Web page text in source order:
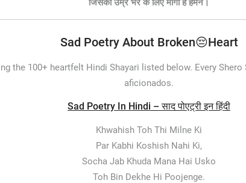
जिसको उम्र भर के लिए माँगा है हमने।
Sad Poetry About Broken😔Heart
the 100+ heartfelt Hindi Shayari listed below. Every
aficionados.
Sad Poetry In Hindi – साद पोएट्री इन हिंदी
Khwahish Toh Thi Milne Ki
Par Kabhi Koshish Nahi Ki,
Socha Jab Khuda Mana Hai Usko
Toh Bin Dekhe Hi Poojenge.